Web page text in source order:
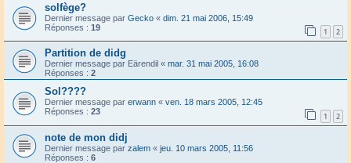
solfège?
Dernier message par Gecko « dim. 21 mai 2006, 15:49
Réponses : 19 1 2
Partition de didg
Dernier message par Eärendil « mar. 31 mai 2005, 16:08
Réponses : 2
Sol????
Dernier message par erwann « ven. 18 mars 2005, 12:45
Réponses : 23 1 2
note de mon didj
Dernier message par zalem « jeu. 10 mars 2005, 11:56
Réponses : 6